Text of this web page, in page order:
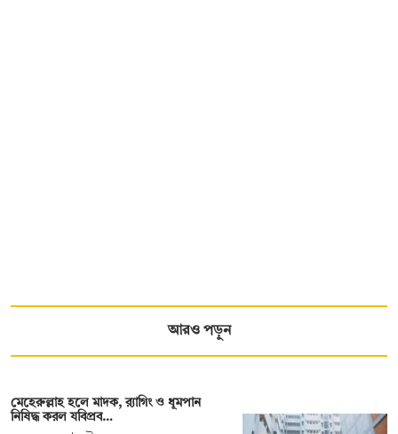
আরও পড়ুন
মেহেরুল্লাহ হলে মাদক, র‍্যাগিং ও ধূমপান
নিষিদ্ধ করল যবিপ্রব…